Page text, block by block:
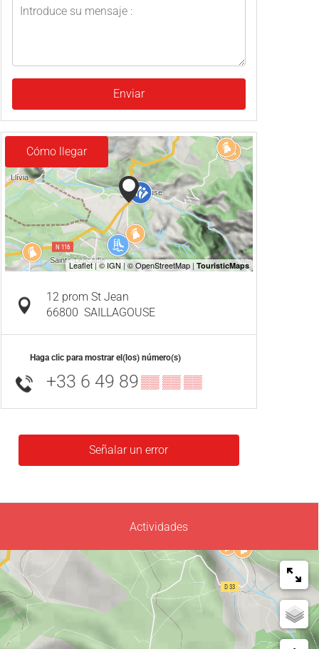
Enviar
Cómo llegar
12 prom St Jean
66800 SAILLAGOUSE
Haga clic para mostrar el(los) número(s)
+33 6 49 89▒▒ ▒▒ ▒▒
Señalar un error
Actividades